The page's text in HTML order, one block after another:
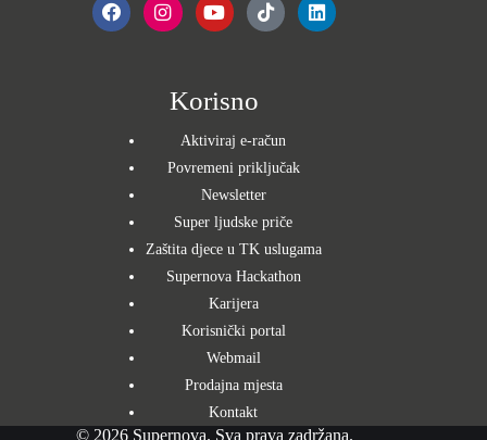
Korisno
Aktiviraj e-račun
Povremeni priključak
Newsletter
Super ljudske priče
Zaštita djece u TK uslugama
Supernova Hackathon
Karijera
Korisnički portal
Webmail
Prodajna mjesta
Kontakt
© 2026 Supernova. Sva prava zadržana.